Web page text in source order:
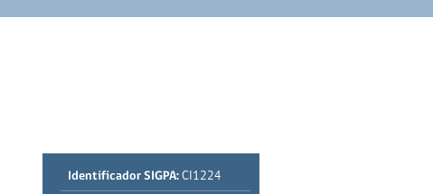
Identificador SIGPA: CI1224